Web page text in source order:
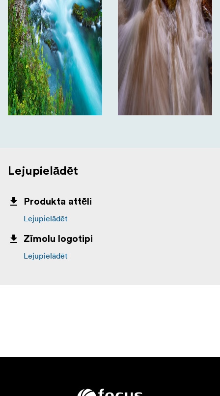
Lejupielādēt
Produkta attēli
Lejupielādēt
Zīmolu logotipi
Lejupielādēt